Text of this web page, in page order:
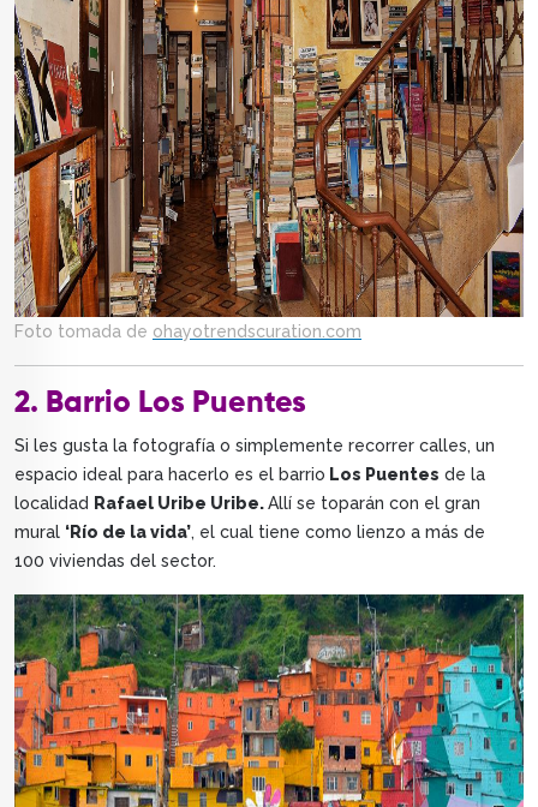
Foto tomada de ohayotrendscuration.com
2. Barrio Los Puentes
Si les gusta la fotografía o simplemente recorrer calles, un
espacio ideal para hacerlo es el barrio Los Puentes de la
localidad Rafael Uribe Uribe.Allí se toparán con el gran
mural ‘Río de la vida’, el cual tiene como lienzo a más de
100 viviendas del sector.